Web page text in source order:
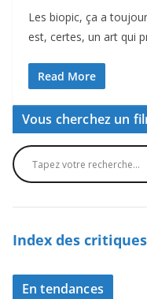
Les biopic, ça a
est, certes, un art qui
Read More
Vous cherchez un
Index des critiques
En tendances